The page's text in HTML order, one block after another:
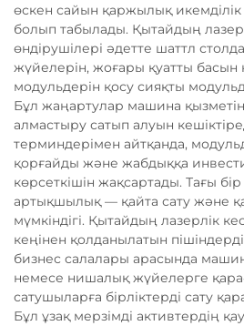
өскен сайын қаржылық
болып табылады. Қытайдың
өндірушілері әдетте шаттл
жүйелерін, жоғары қуатты басын
модульдерін қосу сияқты
Бұл жаңартулар машина
алмастыру сатып алуын
терминдерімен айтқанда,
қорғайды және жабдыққа
көрсеткішін жақсартады. Тағы
артықшылық — қайта сату және
мүмкіндігі. Қытайдың лазерлік
кеңінен қолданылатын
бизнес салалары арасында
немесе нишалық жүйелерге
сатушыларға бірліктерді сату
Бұл ұзақ мерзімді активтердің